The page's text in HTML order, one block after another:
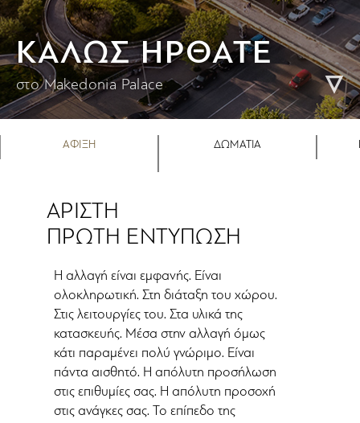
KΑΛΩΣ ΗΡΘΑΤΕ
στο Makedonia Palace
ΑΦΙΞΗ ΔΩΜΑΤΙΑ
ΑΡΙΣΤΗ
ΠΡΩΤΗ ΕΝΤΥΠΩΣΗ
Η αλλαγή είναι εμφανής. Είναι
ολοκληρωτική. Στη διάταξη του χώρου.
Στις λειτουργίες του. Στα υλικά της
κατασκευής. Μέσα στην αλλαγή όμως
κάτι παραμένει πολύ γνώριμο. Είναι
πάντα αισθητό. Η απόλυτη προσήλωση
στις επιθυμίες σας. Η απόλυτη προσοχή
στις ανάγκες σας. Το επίπεδο της